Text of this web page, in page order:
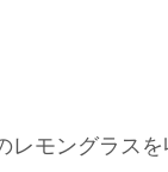
レモングラス